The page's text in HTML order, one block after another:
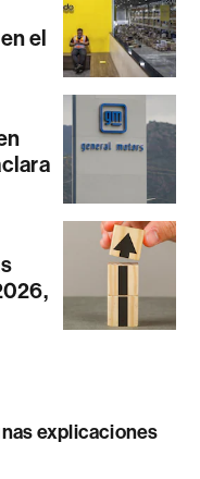
el
explicaciones